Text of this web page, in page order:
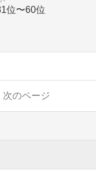
位〜60位
次のページ